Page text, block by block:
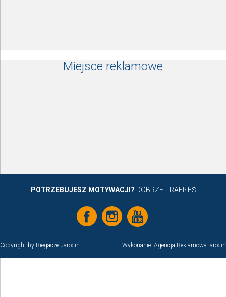
Miejsce reklamowe
POTRZEBUJESZ MOTYWACJI? DOBRZE TRAFIŁEŚ
Copyright by Biegacze Jarocin Wykonanie: Agencja Reklamowa jarocin